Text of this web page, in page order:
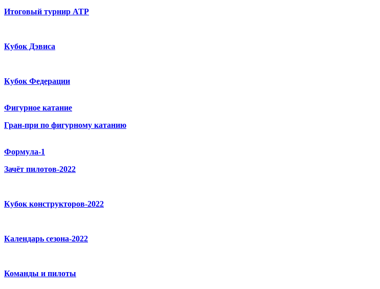
Итоговый турнир ATP
Кубок Дэвиса
Кубок Федерации
Фигурное катание
Гран-при по фигурному катанию
Формула-1
Зачёт пилотов-2022
Кубок конструкторов-2022
Календарь сезона-2022
Команды и пилоты